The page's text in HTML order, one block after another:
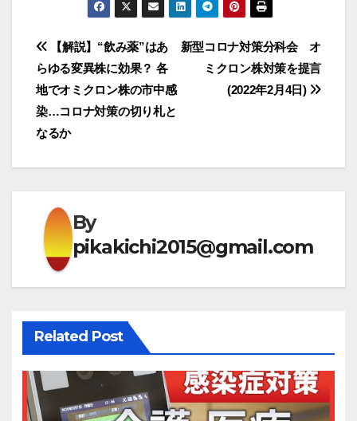
投
稿
ナ
ビ
ー
シ
ョ
ン
新型コロナ対策分科会 オ
ミクロン株対策を提言
(2022年2月4日)
【解説】“飲み薬”はあ
らゆる変異株に効果？ 各
地でオミクロン株の市中感
染…コロナ対策の切り札と
なるか
By
pikakichi2015@gmail.com
Related Post